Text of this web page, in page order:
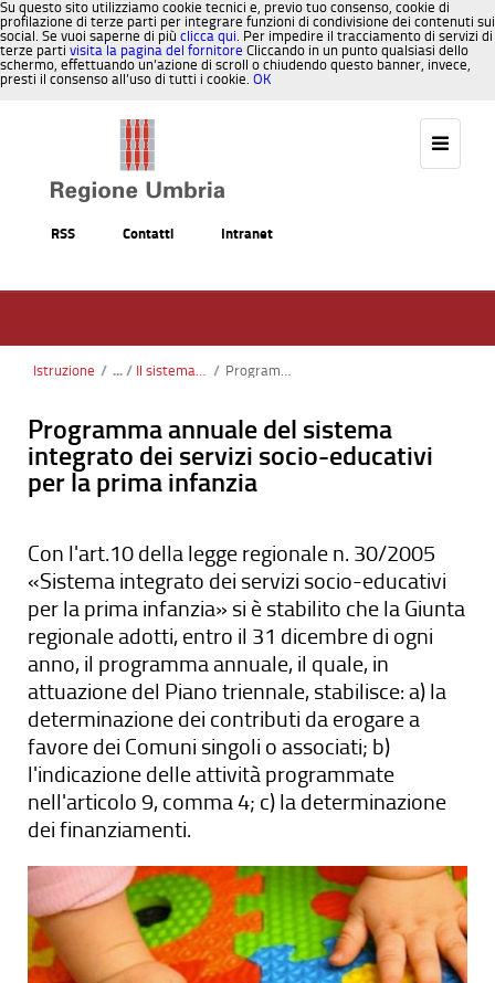
Su questo sito utilizziamo cookie tecnici e, previo tuo consenso, cookie di
profilazione di terze parti per integrare funzioni di condivisione dei contenuti sui
social. Se vuoi saperne di più clicca qui. Per impedire il tracciamento di servizi di
terze parti visita la pagina del fornitore Cliccando in un punto qualsiasi dello
schermo, effettuando un’azione di scroll o chiudendo questo banner, invece,
presti il consenso all’uso di tutti i cookie. OK
RSS Contatti Intranet
Istruzione / Il sistema integrato dei servizi per la prima infanzia / Programma annuale del sistema integrato dei servizi socio-educativi per la prima infanzia
Programma annuale del sistema
integrato dei servizi socio-educativi
per la prima infanzia
Con l'art.10 della legge regionale n. 30/2005
«Sistema integrato dei servizi socio-educativi
per la prima infanzia» si è stabilito che la Giunta
regionale adotti, entro il 31 dicembre di ogni
anno, il programma annuale, il quale, in
attuazione del Piano triennale, stabilisce: a) la
determinazione dei contributi da erogare a
favore dei Comuni singoli o associati; b)
l'indicazione delle attività programmate
nell'articolo 9, comma 4; c) la determinazione
dei finanziamenti.